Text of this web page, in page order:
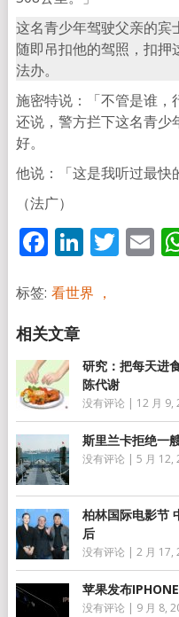
这名青少年驾驶父亲的宾
随即吊扣他的驾照，扣押
法办。
施密特说：「不管是谁，
还说，警方拦下这名青少
好。
他说：「这是我听过最快
（法广）
Facebook
标签: 看世界 ，
研究：把每天进
陈代谢
没有评论 | 12 月 9,
斯里兰卡拒绝一
没有评论 | 5 月 12,
柏林国际电影节
后
没有评论 | 2 月 17,
苹果发布
没有评论 | 9 月 8,